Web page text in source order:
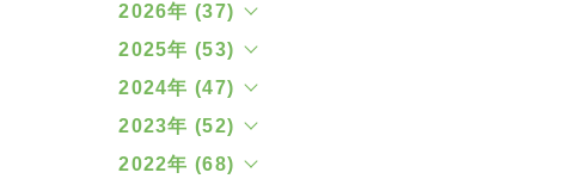
2026年 (37)
2025年 (53)
2024年 (47)
2023年 (52)
2022年 (68)